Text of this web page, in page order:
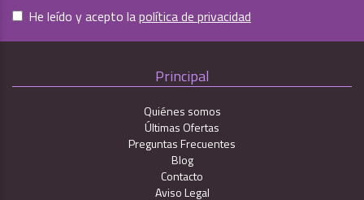
He leído y acepto lapolítica de privacidad
Principal
Quiénes somos
Últimas Ofertas
Preguntas Frecuentes
Blog
Contacto
Aviso Legal